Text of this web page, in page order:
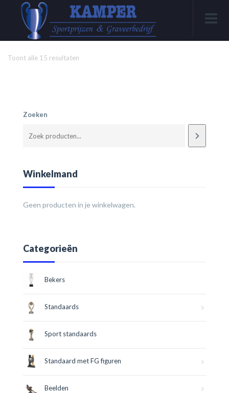
Toont alle 15 resultaten
Zoeken
Winkelmand
Geen producten in je winkelwagen.
Categorieën
Bekers
Standaards
Sport standaards
Standaard met FG figuren
Beelden